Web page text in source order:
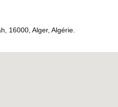
16000, Alger, Algérie.